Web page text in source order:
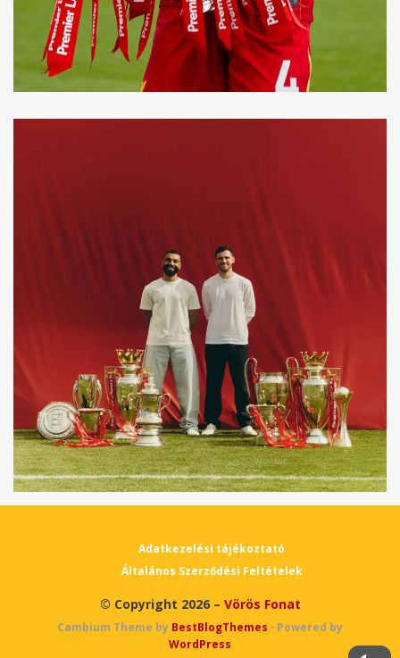
Adatkezelési tájékoztató
Általános Szerződési Feltételek
© Copyright 2026 – Vörös Fonat
Cambium Theme by BestBlogThemes ⋅ Powered by
WordPress